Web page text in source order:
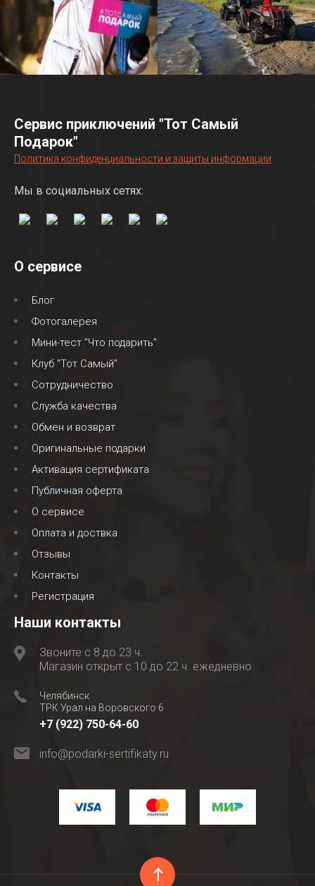
Сервис приключений "Тот Самый
Подарок"
Политика конфиденциальности и защиты информации
Мы в социальных сетях:
О сервисе
Блог
Фотогалерея
Мини-тест "Что подарить"
Клуб "Тот Самый"
Сотрудничество
Служба качества
Обмен и возврат
Оригинальные подарки
Активация сертификата
Публичная оферта
О сервисе
Оплата и доствка
Отзывы
Контакты
Регистрация
Наши контакты
Звоните с 8 до 23 ч.
Магазин открыт с 10 до 22 ч. ежедневно
Челябинск
ТРК Урал на Воровского 6
+7 (922) 750-64-60
info@podarki-sertifikaty.ru